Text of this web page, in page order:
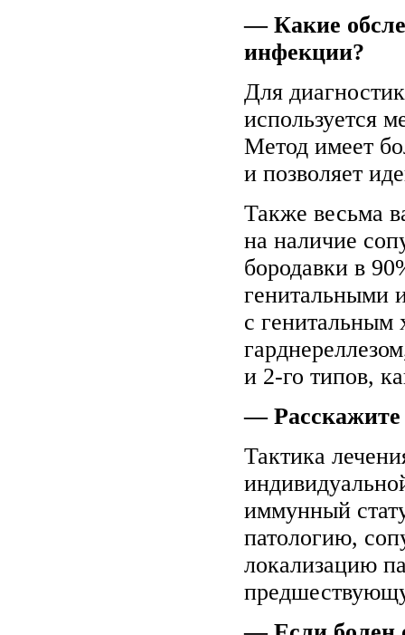
— Какие
инфекции?
Для
используется
Метод имеет
и позволяет
Также весьма
на наличие
бородавки в
генитальными
с генитальным
и 2-го типов,
— Расскажите
Тактика
иммунный
патологию,
локализацию